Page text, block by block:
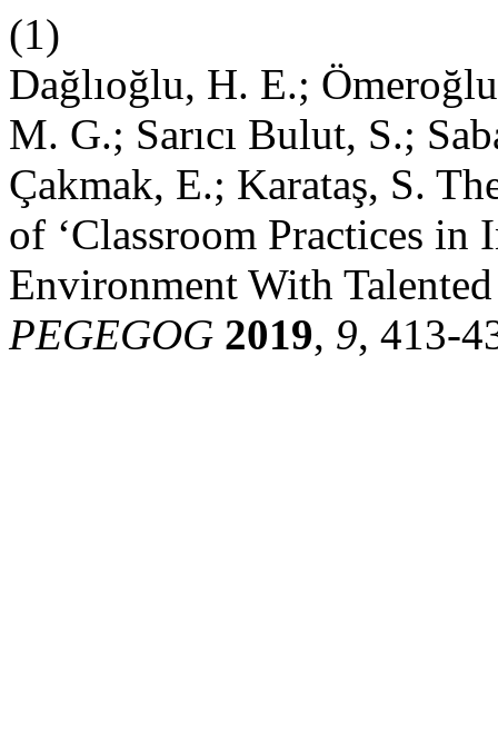
(1)
Dağlıoğlu, H. E.;
M. G.; Sarıcı Bulut, S.;
Çakmak, E.; Karataş, S.
of ‘Classroom Practices in
Environment With
PEGEGOG 2019, 9, 413-